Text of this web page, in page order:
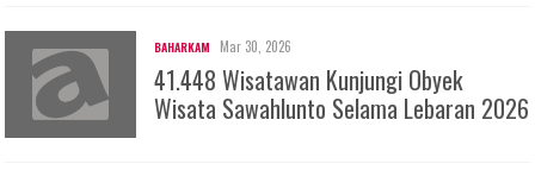
BAHARKAM Mar 30, 2026
41.448 Wisatawan Kunjungi Obyek
Wisata Sawahlunto Selama Lebaran 2026